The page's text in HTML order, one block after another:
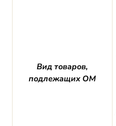
Вид товаров,
подлежащих ОМ